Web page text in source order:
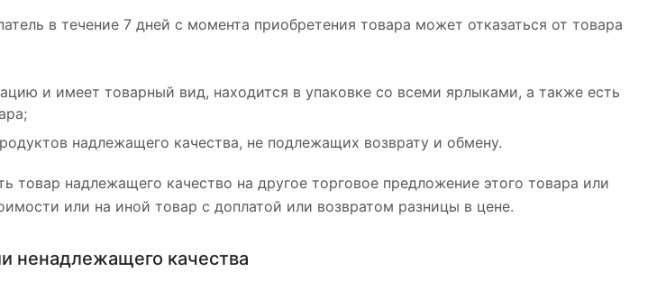
в течение 7 дней с момента приобретения товара может отказаться от товара
и имеет товарный вид, находится в упаковке со всеми ярлыками, а также есть
надлежащего качества, не подлежащих возврату и обмену.
товар надлежащего качество на другое торговое предложение этого товара или
или на иной товар с доплатой или возвратом разницы в цене.
ненадлежащего качества